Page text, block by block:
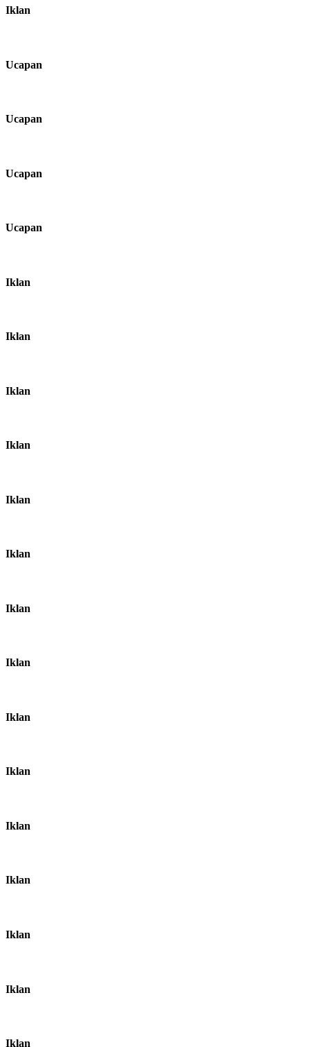
Iklan
Ucapan
Ucapan
Ucapan
Ucapan
Iklan
Iklan
Iklan
Iklan
Iklan
Iklan
Iklan
Iklan
Iklan
Iklan
Iklan
Iklan
Iklan
Iklan
Iklan